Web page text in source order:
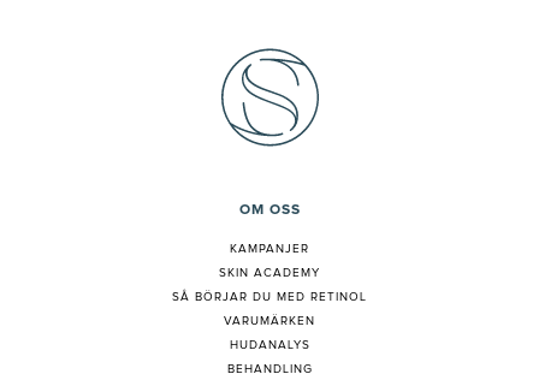
OM OSS
KAMPANJER
SKIN ACADEMY
SÅ BÖRJAR DU MED RETINOL
VARUMÄRKEN
HUDANALYS
BEHANDLING